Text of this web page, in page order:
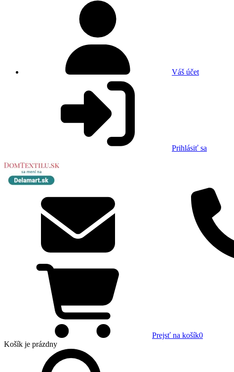
Váš účet
Prihlásiť sa
Prejsť na košík0
Košík je prázdny